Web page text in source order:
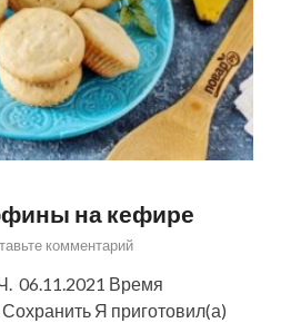
на кефире
комментарий
06.11.2021 Время
Я приготовил(а)